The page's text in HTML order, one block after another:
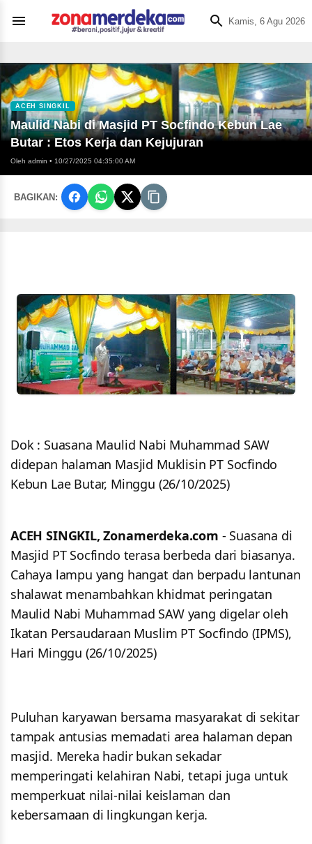
Kamis, 6 Agu 2026
ACEH SINGKIL
Maulid Nabi di Masjid PT Socfindo Kebun Lae
Butar : Etos Kerja dan Kejujuran
Oleh admin • 10/27/2025 04:35:00 AM
BAGIKAN:
Dok : Suasana Maulid Nabi Muhammad SAW
didepan halaman Masjid Muklisin PT Socfindo
Kebun Lae Butar, Minggu (26/10/2025)
ACEH SINGKIL, Zonamerdeka.com - Suasana di
Masjid PT Socfindo terasa berbeda dari biasanya.
Cahaya lampu yang hangat dan berpadu lantunan
shalawat menambahkan khidmat peringatan
Maulid Nabi Muhammad SAW yang digelar oleh
Ikatan Persaudaraan Muslim PT Socfindo (IPMS),
Hari Minggu (26/10/2025)
Puluhan karyawan bersama masyarakat di sekitar
tampak antusias memadati area halaman depan
masjid. Mereka hadir bukan sekadar
memperingati kelahiran Nabi, tetapi juga untuk
memperkuat nilai-nilai keislaman dan
kebersamaan di lingkungan kerja.